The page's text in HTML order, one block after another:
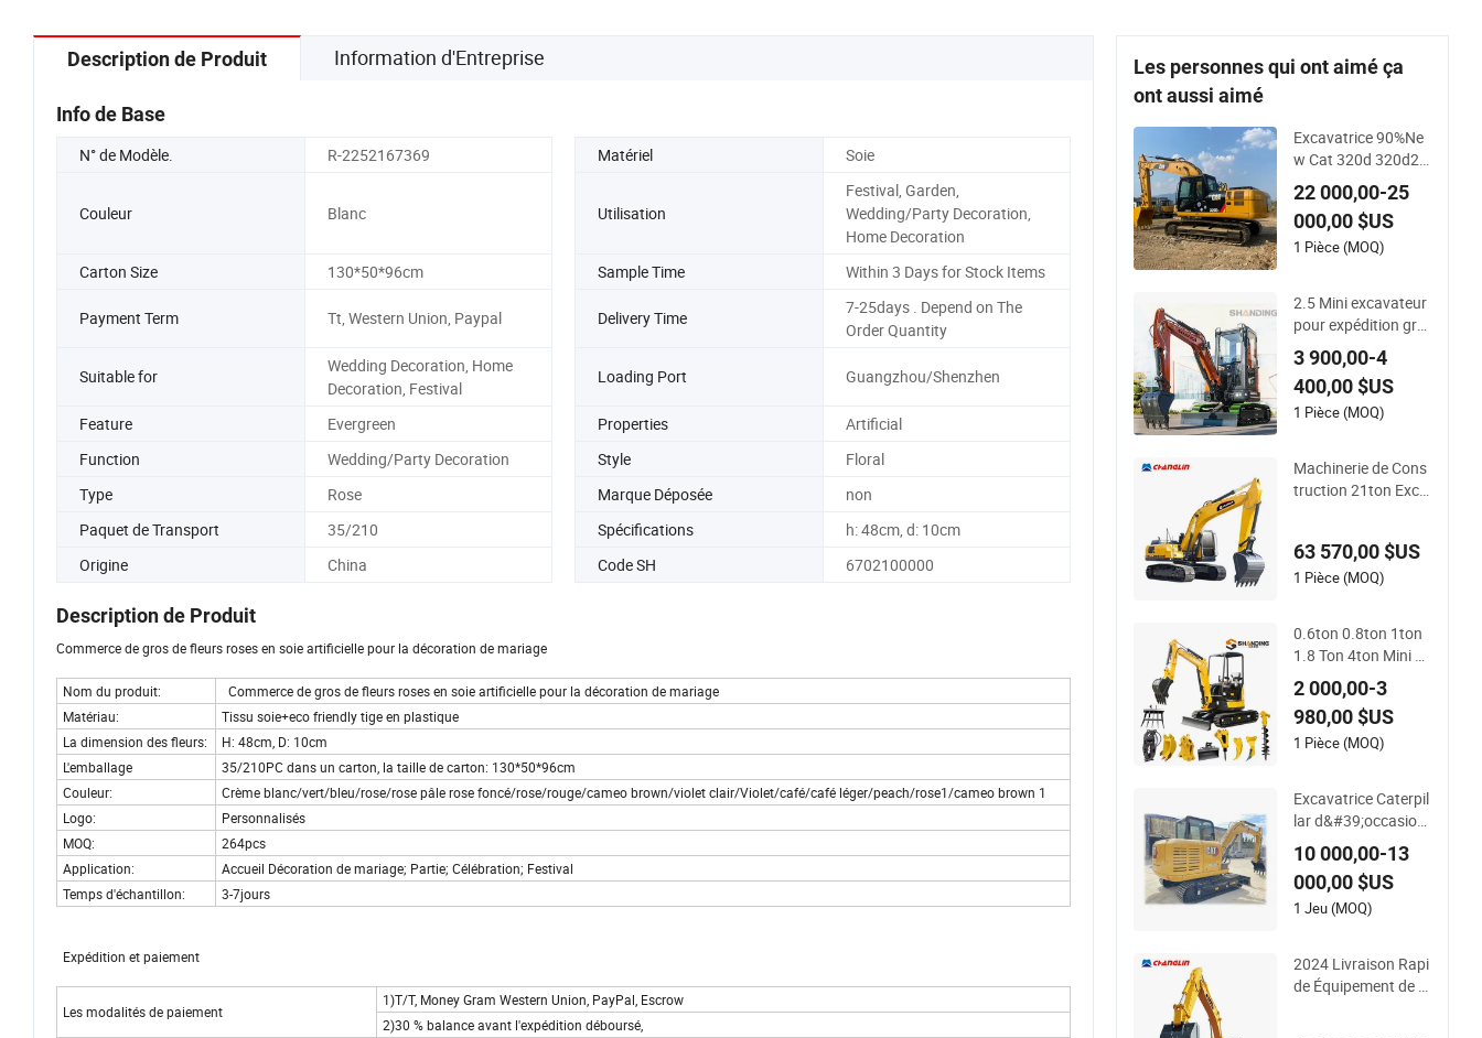
Description de Produit Information d'Entreprise
Info de Base
N° de Modèle. R-2252167369 Matériel Soie
Couleur Blanc Utilisation
Festival, Garden,
Wedding/Party Decoration,
Home Decoration
Carton Size
130*50*96cm Sample Time Within 3 Days for Stock Items
Payment Term Tt, Western Union, Paypal Delivery Time
7-25days . Depend on The
Order Quantity
Suitable for
Wedding Decoration, Home
Decoration, Festival
Loading Port Guangzhou/Shenzhen
Feature Evergreen Properties
Artificial
Function
Wedding/Party Decoration Style
Floral
Type
Rose Marque Déposée
non
Paquet de Transport
35/210 Spécifications
h: 48cm, d: 10cm
Origine
China Code SH 6702100000
Description de Produit
Commerce de gros de fleurs roses en soie artificielle pour la décoration de mariage
Nom du produit:
Commerce de gros de fleurs roses en soie artificielle pour la décoration de mariage
Matériau:
Tissu soie+eco friendly tige en plastique
La dimension des fleurs:
H: 48cm, D: 10cm
L'emballage
35/210PC dans un carton, la taille de carton: 130*50*96cm
Couleur:
Crème blanc/vert/bleu/rose/rose pâle rose foncé/rose/rouge/cameo brown/violet clair/Violet/café/café léger/peach/rose1/cameo brown 1
Logo:
Personnalisés
MOQ:
264pcs
Application:
Accueil Décoration de mariage; Partie; Célébration; Festival
Temps d'échantillon:
3-7jours
Expédition et paiement
Les modalités de paiement
1)T/T, Money Gram Western Union, PayPal, Escrow
2)30 % balance avant l'expédition déboursé,
Les personnes qui ont aimé ça
ont aussi aimé
Excavatrice 90%Ne
w Cat 320d 320d2 3
20dl 320 330 330d
336D 336 Excavatri
ce sur chenilles d&#
39;occasion Caterpi
22 000,00-25
000,00 $US
1 Pièce (MOQ)
2.5 Mini excavateur
pour expédition grat
uite CE Euro 5 Exca
vateur à chenilles ce
rtifié EPA 1 Tonnes
2 Pelle-baggers
3 900,00-4
400,00 $US
1 Pièce (MOQ)
Machinerie de Cons
truction 21ton Exca
63 570,00 $US
1 Pièce (MOQ)
0.6ton 0.8ton 1ton
1.8 Ton 4ton Mini Ex
cavateur Hydrauliq
ue Petit Jardin Mais
on Chenille Mini Bag
ger/ Digger/ Excava
2 000,00-3
980,00 $US
1 Pièce (MOQ)
Excavatrice Caterpil
lar d&#39;occasion
5tons Machine de c
onstruction Cat Exc
avator Cat305.5e C
at305.5e2 Cat d&#
avatrice
10 000,00-13
000,00 $US
1 Jeu (MOQ)
2024 Livraison Rapi
de Équipement de C